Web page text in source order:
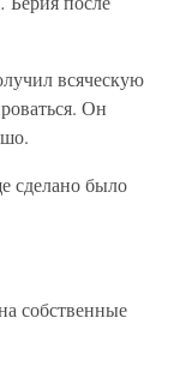
всяческую
Он
сделано было
собственные